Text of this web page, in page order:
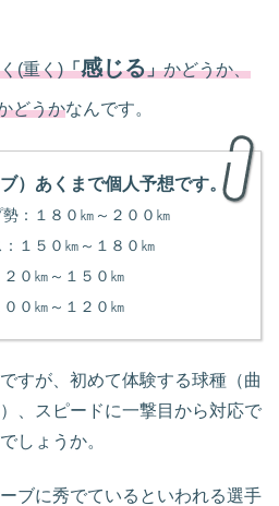
(重く)「感じる」かどうか、
どうかなんです。
）あくまで個人予想です。
：１８０㎞～２００㎞
１５０㎞～１８０㎞
０㎞～１５０㎞
０㎞～１２０㎞
すが、初めて体験する球種（曲
、スピードに一撃目から対応で
しょうか。
ブに秀でているといわれる選手